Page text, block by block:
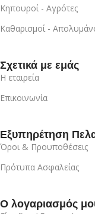
Κηπουροί - Αγρότες
Καθαρισμοί -
Σχετικά με εμάς
Η εταιρεία
Επικοινωνία
Εξυπηρέτηση
Όροι & Προυποθέσεις
Πρότυπα Ασφαλείας
Ο λογαριασμός